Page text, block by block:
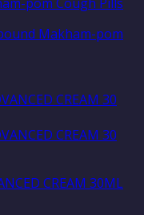
Makham-pom
CREAM 30ML